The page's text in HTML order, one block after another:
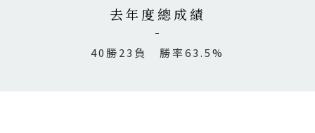
去年度總成績
40勝23負 勝率63.5%